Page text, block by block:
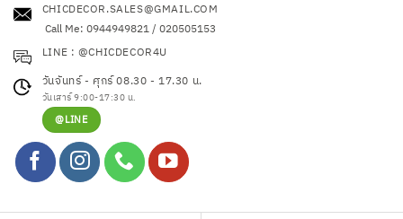
CHICDECOR.SALES@GMAIL.COM
Call Me: 0944949821 / 020505153
LINE : @CHICDECOR4U
วันจันทร์ - ศุกร์ 08.30 - 17.30 น.
วันเสาร์ 9:00-17:30 น.
@LINE